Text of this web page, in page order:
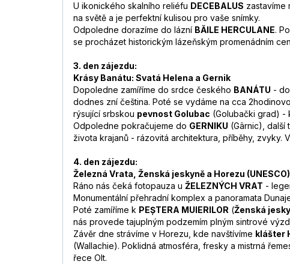
U ikonického skalního reliéfu DECEBALUS zastavíme
na světě a je perfektní kulisou pro vaše snímky.
Odpoledne dorazíme do lázní BĂILE HERCULANE.
se procházet historickým lázeňským promenádním
3. den zájezdu:
Krásy Banátu: Svatá Helena a Gernik
Dopoledne zamíříme do srdce českého BANÁTU -
dodnes zní čeština. Poté se vydáme na cca
rýsující srbskou pevnost Golubac (Golubački grad) -
Odpoledne pokračujeme do GERNIKU (Gârnic), další
života krajanů - rázovitá architektura, příběhy, zvyky.
4. den zájezdu:
Železná Vrata, Ženská jeskyně a Horezu (UNESCO)
Ráno nás čeká fotopauza u ŽELEZNÝCH VRAT -
Monumentální přehradní komplex a panoramata
Poté zamíříme k PEȘTERA MUIERILOR (Ženská
nás provede tajuplným podzemím plným sintrové
Závěr dne strávíme v Horezu, kde navštívíme klášter
(Wallachie). Poklidná atmosféra, fresky a mistrná
řece Olt.